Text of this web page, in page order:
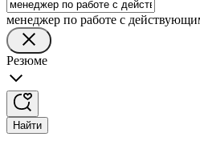
менеджер по работе с
Резюме
Найти